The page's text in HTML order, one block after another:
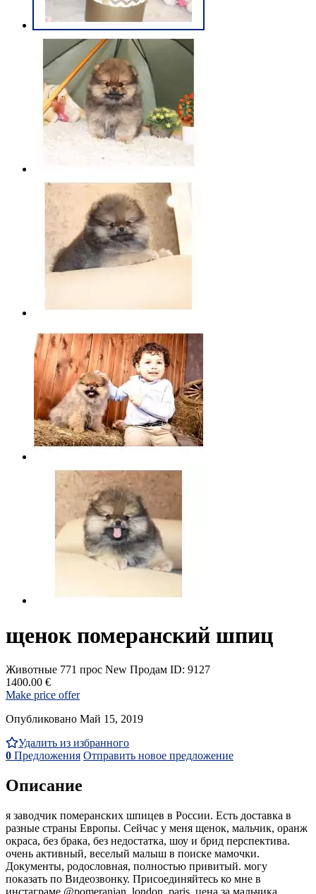
щенок померанский шпиц
Животные 771 прос New Продам ID: 9127
1400.00 €
Make price offer
Опубликовано Май 15, 2019
Удалить из избранного
0 Предложения Отправить новое предложение
Описание
я заводчик померанских шпицев в России. Есть доставка в
разные страны Европы. Сейчас у меня щенок, мальчик, оранж
окраса, без брака, без недостатка, шоу и брид перспектива.
очень активный, веселый малыш в поиске мамочки.
Документы, родословная, полностью привитый. могу
показать по Видеозвонку. Присоединяйтесь ко мне в
инстаграме @pomeranian_london_paris. цена за мальчика